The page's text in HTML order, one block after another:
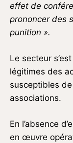
effet de
prononcer des
punition ».
Le secteur
légitimes des
susceptibles
associations.
En l’absence
en œuvre